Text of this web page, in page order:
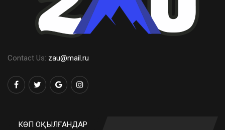
Contact Us: zau@mail.ru
КӨП ОҚЫЛҒАНДАР